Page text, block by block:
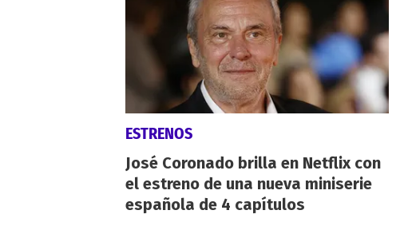
ESTRENOS
José Coronado brilla en Netflix con
el estreno de una nueva miniserie
española de 4 capítulos